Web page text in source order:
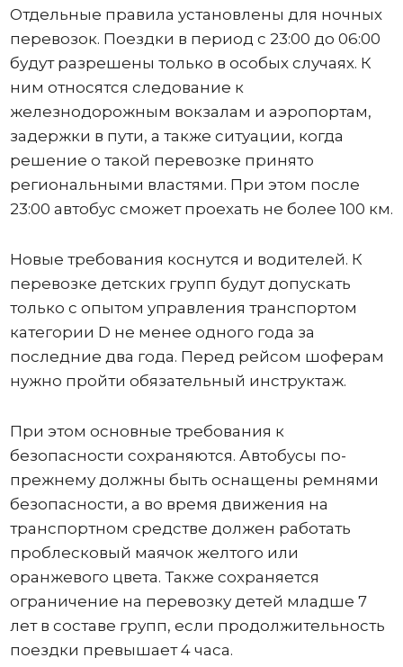
Отдельные правила установлены для ночных
перевозок. Поездки в период с 23:00 до 06:00
будут разрешены только в особых случаях. К
ним относятся следование к
железнодорожным вокзалам и аэропортам,
задержки в пути, а также ситуации, когда
решение о такой перевозке принято
региональными властями. При этом после
23:00 автобус сможет проехать не более 100 км.
Новые требования коснутся и водителей. К
перевозке детских групп будут допускать
только с опытом управления транспортом
категории D не менее одного года за
последние два года. Перед рейсом шоферам
нужно пройти обязательный инструктаж.
При этом основные требования к
безопасности сохраняются. Автобусы по-
прежнему должны быть оснащены ремнями
безопасности, а во время движения на
транспортном средстве должен работать
проблесковый маячок желтого или
оранжевого цвета. Также сохраняется
ограничение на перевозку детей младше 7
лет в составе групп, если продолжительность
поездки превышает 4 часа.